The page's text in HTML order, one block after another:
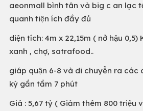
aeonmall bình tân và big c an lạc
quanh tiện ích đầy đủ
diện tích: 4m x 22,15m ( nở hậu
xanh , chợ, satrafood..
giáp quận 6-8 và di chuyễn ra các
kỳ gần tầm 7 phút
Giá : 5,67 tỷ ( Giảm thêm 800 triệu